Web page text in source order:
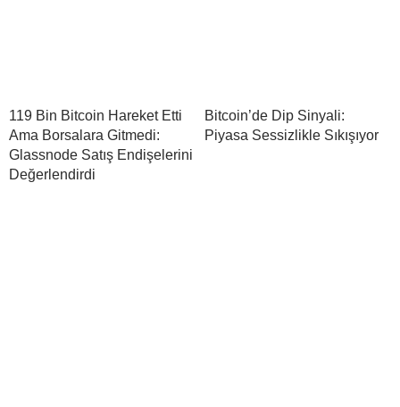
119 Bin Bitcoin Hareket Etti
Ama Borsalara Gitmedi:
Glassnode Satış Endişelerini
Değerlendirdi
Bitcoin’de Dip Sinyali:
Piyasa Sessizlikle Sıkışıyor